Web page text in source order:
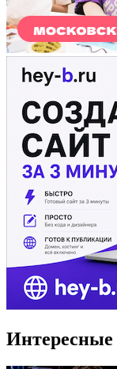
Интересные